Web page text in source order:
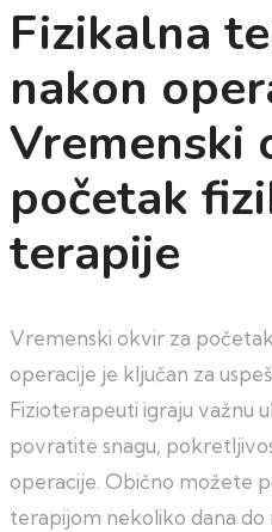
Fizikalna
nakon
Vremenski
početak
terapije
Vremenski okvir za
operacije je ključan za
Fizioterapeuti igraju važnu
povratite snagu,
operacije. Obično možete
terapijom nekoliko dana do